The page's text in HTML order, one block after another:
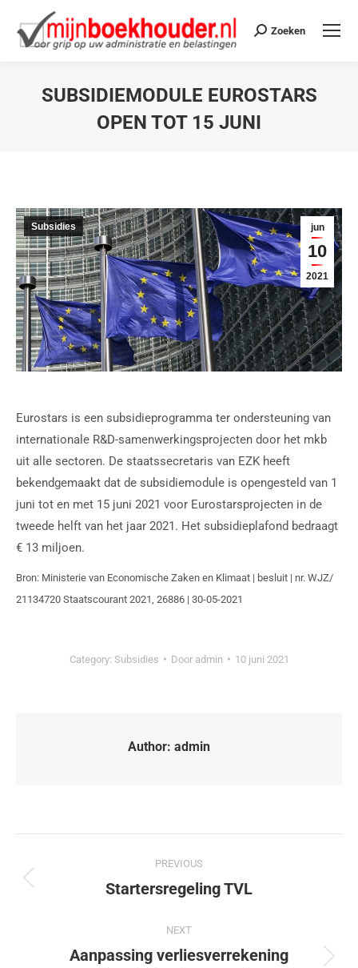
Zoeken
SUBSIDIEMODULE EUROSTARS
OPEN TOT 15 JUNI
jun
10
2021
Subsidies
Eurostars is een subsidieprogramma ter ondersteuning van
internationale R&D-samenwerkingsprojecten door het mkb
uit alle sectoren. De staatssecretaris van EZK heeft
bekendgemaakt dat de subsidiemodule is opengesteld van 1
juni tot en met 15 juni 2021 voor Eurostarsprojecten in de
tweede helft van het jaar 2021. Het subsidieplafond bedraagt
€ 13 miljoen.
Bron: Ministerie van Economische Zaken en Klimaat | besluit | nr. WJZ/
21134720 Staatscourant 2021, 26886 | 30-05-2021
Category: Subsidies Door admin 10 juni 2021
Author: admin
PREVIOUS
Startersregeling TVL
NEXT
Aanpassing verliesverrekening